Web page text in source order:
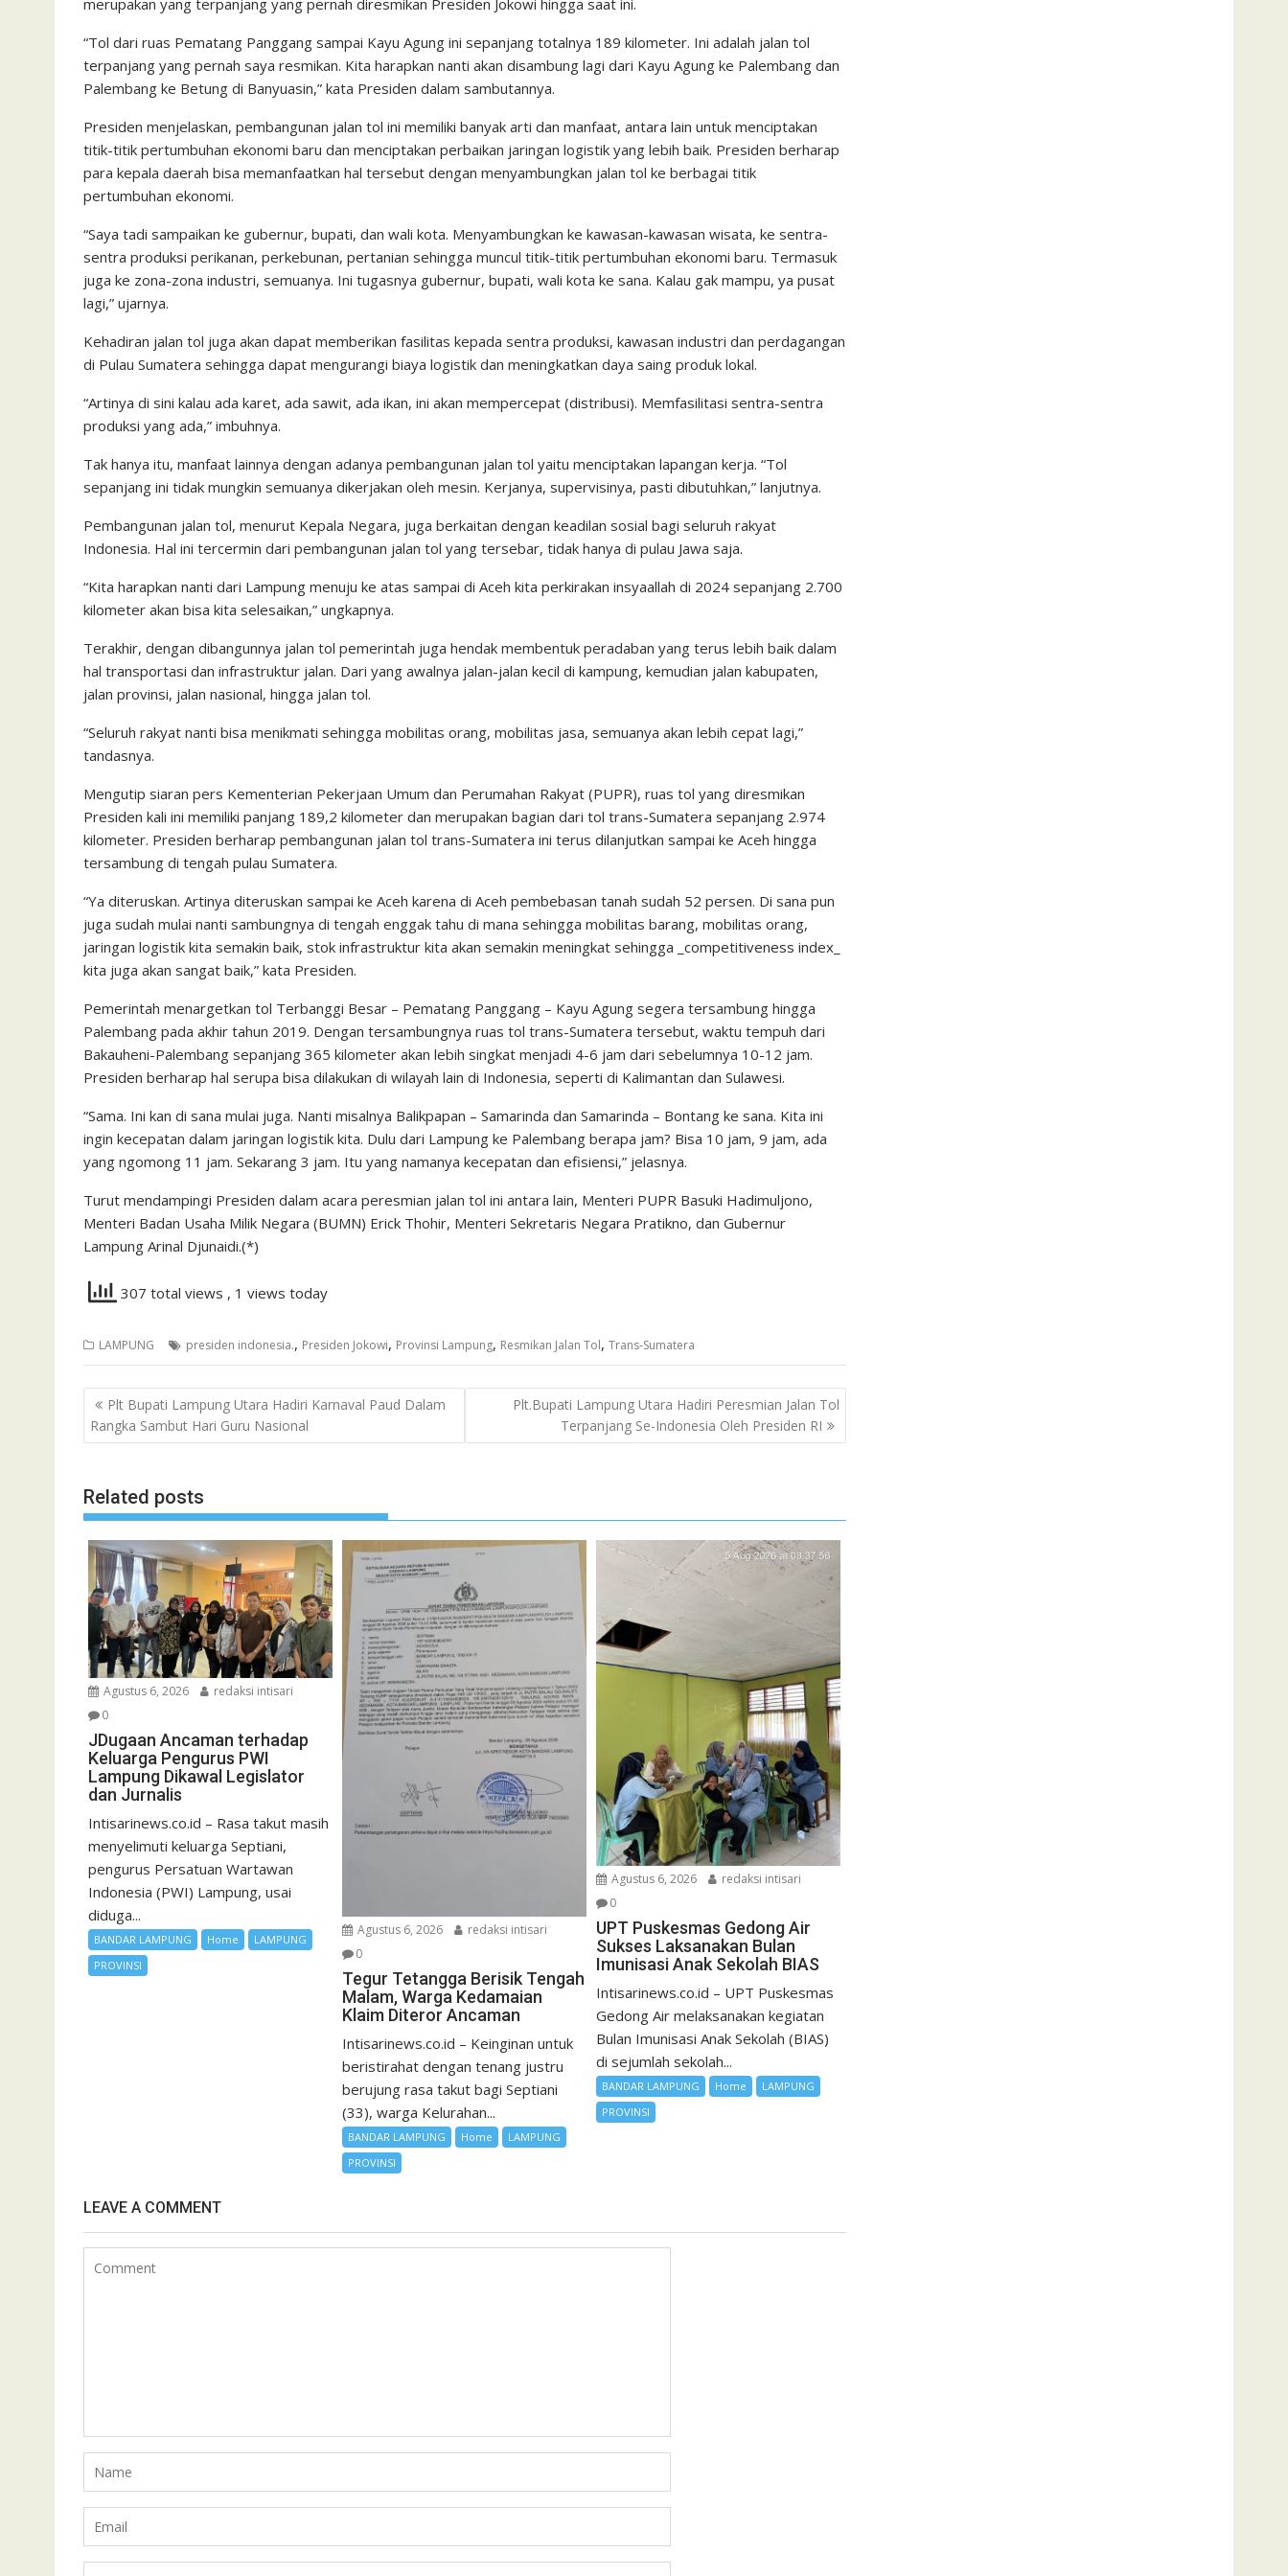
merupakan yang terpanjang yang pernah diresmikan Presiden Jokowi hingga saat ini.
“Tol dari ruas Pematang Panggang sampai Kayu Agung ini sepanjang totalnya 189 kilometer. Ini adalah jalan tol
terpanjang yang pernah saya resmikan. Kita harapkan nanti akan disambung lagi dari Kayu Agung ke Palembang dan
Palembang ke Betung di Banyuasin,” kata Presiden dalam sambutannya.
Presiden menjelaskan, pembangunan jalan tol ini memiliki banyak arti dan manfaat, antara lain untuk menciptakan
titik-titik pertumbuhan ekonomi baru dan menciptakan perbaikan jaringan logistik yang lebih baik. Presiden berharap
para kepala daerah bisa memanfaatkan hal tersebut dengan menyambungkan jalan tol ke berbagai titik
pertumbuhan ekonomi.
“Saya tadi sampaikan ke gubernur, bupati, dan wali kota. Menyambungkan ke kawasan-kawasan wisata, ke sentra-
sentra produksi perikanan, perkebunan, pertanian sehingga muncul titik-titik pertumbuhan ekonomi baru. Termasuk
juga ke zona-zona industri, semuanya. Ini tugasnya gubernur, bupati, wali kota ke sana. Kalau gak mampu, ya pusat
lagi,” ujarnya.
Kehadiran jalan tol juga akan dapat memberikan fasilitas kepada sentra produksi, kawasan industri dan perdagangan
di Pulau Sumatera sehingga dapat mengurangi biaya logistik dan meningkatkan daya saing produk lokal.
“Artinya di sini kalau ada karet, ada sawit, ada ikan, ini akan mempercepat (distribusi). Memfasilitasi sentra-sentra
produksi yang ada,” imbuhnya.
Tak hanya itu, manfaat lainnya dengan adanya pembangunan jalan tol yaitu menciptakan lapangan kerja. “Tol
sepanjang ini tidak mungkin semuanya dikerjakan oleh mesin. Kerjanya, supervisinya, pasti dibutuhkan,” lanjutnya.
Pembangunan jalan tol, menurut Kepala Negara, juga berkaitan dengan keadilan sosial bagi seluruh rakyat
Indonesia. Hal ini tercermin dari pembangunan jalan tol yang tersebar, tidak hanya di pulau Jawa saja.
“Kita harapkan nanti dari Lampung menuju ke atas sampai di Aceh kita perkirakan insyaallah di 2024 sepanjang 2.700
kilometer akan bisa kita selesaikan,” ungkapnya.
Terakhir, dengan dibangunnya jalan tol pemerintah juga hendak membentuk peradaban yang terus lebih baik dalam
hal transportasi dan infrastruktur jalan. Dari yang awalnya jalan-jalan kecil di kampung, kemudian jalan kabupaten,
jalan provinsi, jalan nasional, hingga jalan tol.
“Seluruh rakyat nanti bisa menikmati sehingga mobilitas orang, mobilitas jasa, semuanya akan lebih cepat lagi,”
tandasnya.
Mengutip siaran pers Kementerian Pekerjaan Umum dan Perumahan Rakyat (PUPR), ruas tol yang diresmikan
Presiden kali ini memiliki panjang 189,2 kilometer dan merupakan bagian dari tol trans-Sumatera sepanjang 2.974
kilometer. Presiden berharap pembangunan jalan tol trans-Sumatera ini terus dilanjutkan sampai ke Aceh hingga
tersambung di tengah pulau Sumatera.
“Ya diteruskan. Artinya diteruskan sampai ke Aceh karena di Aceh pembebasan tanah sudah 52 persen. Di sana pun
juga sudah mulai nanti sambungnya di tengah enggak tahu di mana sehingga mobilitas barang, mobilitas orang,
jaringan logistik kita semakin baik, stok infrastruktur kita akan semakin meningkat sehingga _competitiveness index_
kita juga akan sangat baik,” kata Presiden.
Pemerintah menargetkan tol Terbanggi Besar – Pematang Panggang – Kayu Agung segera tersambung hingga
Palembang pada akhir tahun 2019. Dengan tersambungnya ruas tol trans-Sumatera tersebut, waktu tempuh dari
Bakauheni-Palembang sepanjang 365 kilometer akan lebih singkat menjadi 4-6 jam dari sebelumnya 10-12 jam.
Presiden berharap hal serupa bisa dilakukan di wilayah lain di Indonesia, seperti di Kalimantan dan Sulawesi.
“Sama. Ini kan di sana mulai juga. Nanti misalnya Balikpapan – Samarinda dan Samarinda – Bontang ke sana. Kita ini
ingin kecepatan dalam jaringan logistik kita. Dulu dari Lampung ke Palembang berapa jam? Bisa 10 jam, 9 jam, ada
yang ngomong 11 jam. Sekarang 3 jam. Itu yang namanya kecepatan dan efisiensi,” jelasnya.
Turut mendampingi Presiden dalam acara peresmian jalan tol ini antara lain, Menteri PUPR Basuki Hadimuljono,
Menteri Badan Usaha Milik Negara (BUMN) Erick Thohir, Menteri Sekretaris Negara Pratikno, dan Gubernur
Lampung Arinal Djunaidi.(*)
307 total views , 1 views today
LAMPUNG presiden indonesia., Presiden Jokowi, Provinsi Lampung, Resmikan Jalan Tol, Trans-Sumatera
Navigasi
pos
Plt Bupati Lampung Utara Hadiri Karnaval Paud Dalam
Rangka Sambut Hari Guru Nasional
Plt.Bupati Lampung Utara Hadiri Peresmian Jalan Tol
Terpanjang Se-Indonesia Oleh Presiden RI
Related posts
Agustus 6, 2026
redaksi intisari
0
JDugaan Ancaman terhadap
Keluarga Pengurus PWI
Lampung Dikawal Legislator
dan Jurnalis
Intisarinews.co.id – Rasa takut masih
menyelimuti keluarga Septiani,
pengurus Persatuan Wartawan
Indonesia (PWI) Lampung, usai
diduga...
BANDAR LAMPUNG Home
LAMPUNG
PROVINSI
Agustus 6, 2026
redaksi intisari
0
Tegur Tetangga Berisik Tengah
Malam, Warga Kedamaian
Klaim Diteror Ancaman
Intisarinews.co.id – Keinginan untuk
beristirahat dengan tenang justru
berujung rasa takut bagi Septiani
(33), warga Kelurahan...
BANDAR LAMPUNG Home
LAMPUNG
PROVINSI
Agustus 6, 2026
redaksi intisari
0
UPT Puskesmas Gedong Air
Sukses Laksanakan Bulan
Imunisasi Anak Sekolah BIAS
Intisarinews.co.id – UPT Puskesmas
Gedong Air melaksanakan kegiatan
Bulan Imunisasi Anak Sekolah (BIAS)
di sejumlah sekolah...
BANDAR LAMPUNG Home
LAMPUNG
PROVINSI
LEAVE A COMMENT